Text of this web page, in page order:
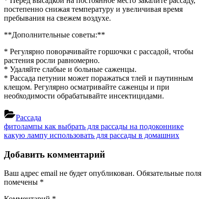
постепенно снижая температуру и увеличивая время
пребывания на свежем воздухе.
**Дополнительные советы:**
* Регулярно поворачивайте горшочки с рассадой, чтобы
растения росли равномерно.
* Удаляйте слабые и больные саженцы.
* Рассада петунии может поражаться тлей и паутинным
клещом. Регулярно осматривайте саженцы и при
необходимости обрабатывайте инсектицидами.
Рассада
Навигация
по
записям
Previous
Post:
фитолампы как выбрать для рассады на подоконнике
Next
какую лампу использовать для рассады в домашних
Добавить комментарий
Ваш адрес email не будет опубликован. Обязательные поля
помечены *